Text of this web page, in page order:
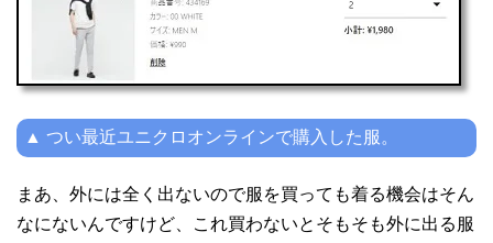
▲ つい最近ユニクロオンラインで購入した服。
まあ、外には全く出ないので服を買っても着る機会はそん
なにないんですけど、これ買わないとそもそも外に出る服